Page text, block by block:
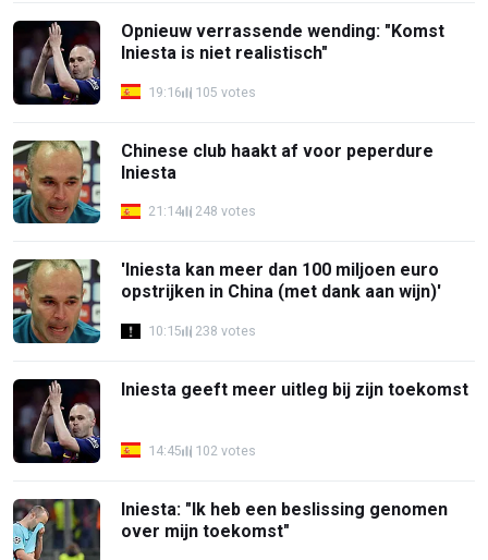
Opnieuw verrassende wending: "Komst
Iniesta is niet realistisch"
19:16 105 votes
Chinese club haakt af voor peperdure
Iniesta
21:14 248 votes
'Iniesta kan meer dan 100 miljoen euro
opstrijken in China (met dank aan wijn)'
10:15 238 votes
Iniesta geeft meer uitleg bij zijn toekomst
14:45 102 votes
Iniesta: "Ik heb een beslissing genomen
over mijn toekomst"